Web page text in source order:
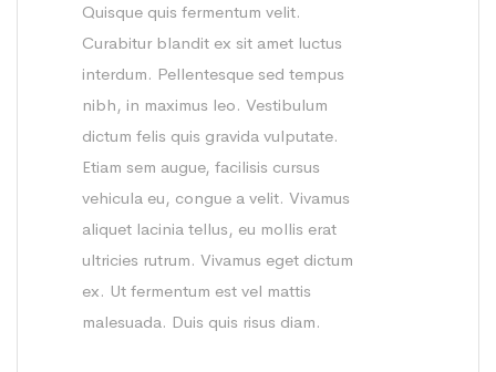
Quisque quis fermentum velit.
Curabitur blandit ex sit amet luctus
interdum. Pellentesque sed tempus
nibh, in maximus leo. Vestibulum
dictum felis quis gravida vulputate.
Etiam sem augue, facilisis cursus
vehicula eu, congue a velit. Vivamus
aliquet lacinia tellus, eu mollis erat
ultricies rutrum. Vivamus eget dictum
ex. Ut fermentum est vel mattis
malesuada. Duis quis risus diam.